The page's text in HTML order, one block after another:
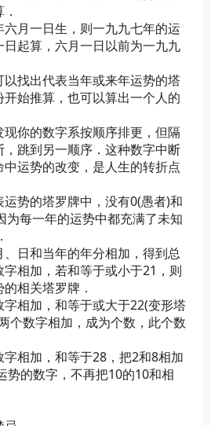
月一日生，则一九九七年的运
起算，六月一日以前为一九九
找出代表当年或来年运势的塔
始推算，也可以算出一个人的
你的数字系按顺序排更，但隔
跳到另一顺序．这种数字中断
运势的改变，是人生的转折点
势的塔罗牌中，没有0(愚者)和
为每一年的运势中都充满了未知
日和当年的年分相加，得到总
相加，若和等于或小于21，则
相关塔罗牌．
相加，和等于或大于22(变形塔
个数字相加，成为个数，此个数
相加，和等于28，把2和8相加
势的数字，不再把10的10和相